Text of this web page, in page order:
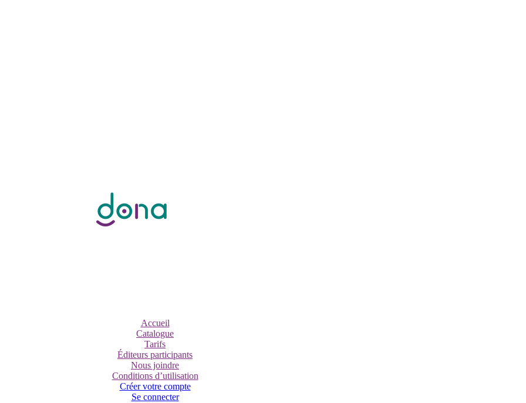
Accueil
Catalogue
Tarifs
Éditeurs participants
Nous joindre
Conditions d’utilisation
Créer votre compte
Se connecter